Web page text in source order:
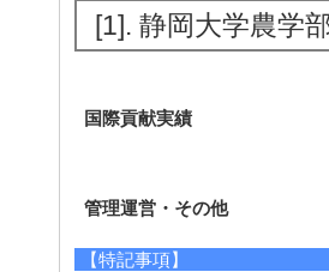
[1]. 静岡大学農学
国際貢献実績
管理運営・その他
【特記事項】